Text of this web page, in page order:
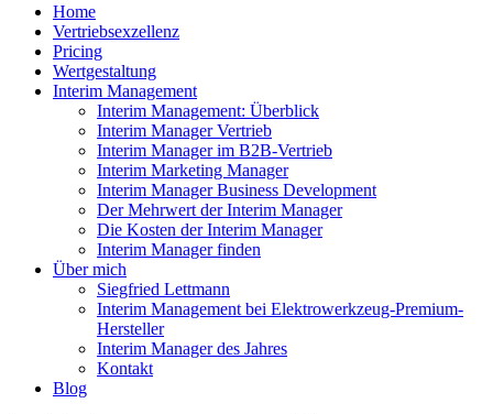
Home
Vertriebsexzellenz
Pricing
Wertgestaltung
Interim Management
Interim Management: Überblick
Interim Manager Vertrieb
Interim Manager im B2B-Vertrieb
Interim Marketing Manager
Interim Manager Business Development
Der Mehrwert der Interim Manager
Die Kosten der Interim Manager
Interim Manager finden
Über mich
Siegfried Lettmann
Interim Management bei Elektrowerkzeug-Premium-
Hersteller
Interim Manager des Jahres
Kontakt
Blog